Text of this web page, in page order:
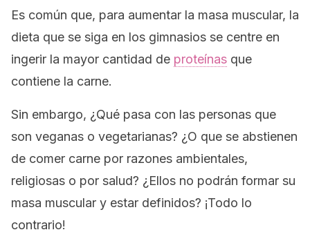
Es común que, para aumentar la masa muscular, la
dieta que se siga en los gimnasios se centre en
ingerir la mayor cantidad de proteínas que
contiene la carne.
Sin embargo, ¿Qué pasa con las personas que
son veganas o vegetarianas? ¿O que se abstienen
de comer carne por razones ambientales,
religiosas o por salud? ¿Ellos no podrán formar su
masa muscular y estar definidos? ¡Todo lo
contrario!